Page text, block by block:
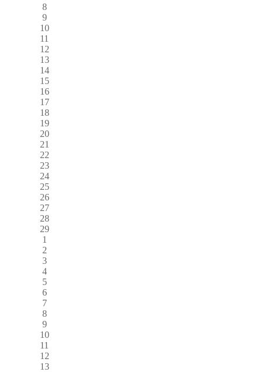
8
9
10
11
12
13
14
15
16
17
18
19
20
21
22
23
24
25
26
27
28
29
1
2
3
4
5
6
7
8
9
10
11
12
13